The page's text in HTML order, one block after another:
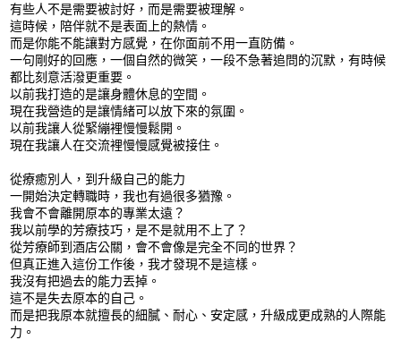
有些人不是需要被討好，而是需要被理解。
這時候，陪伴就不是表面上的熱情。
而是你能不能讓對方感覺，在你面前不用一直防備。
一句剛好的回應，一個自然的微笑，一段不急著追問的沉默，有時候
都比刻意活潑更重要。
以前我打造的是讓身體休息的空間。
現在我營造的是讓情緒可以放下來的氛圍。
以前我讓人從緊繃裡慢慢鬆開。
現在我讓人在交流裡慢慢感覺被接住。
從療癒別人，到升級自己的能力
一開始決定轉職時，我也有過很多猶豫。
我會不會離開原本的專業太遠？
我以前學的芳療技巧，是不是就用不上了？
從芳療師到酒店公關，會不會像是完全不同的世界？
但真正進入這份工作後，我才發現不是這樣。
我沒有把過去的能力丟掉。
這不是失去原本的自己。
而是把我原本就擅長的細膩、耐心、安定感，升級成更成熟的人際能
力。